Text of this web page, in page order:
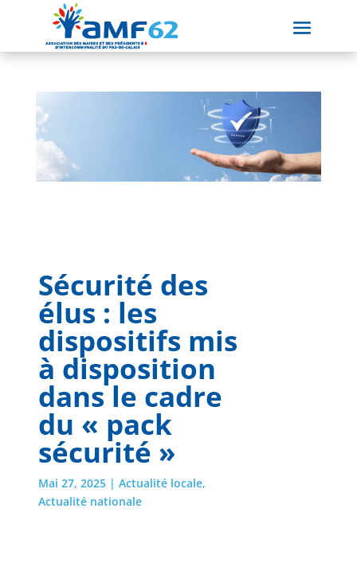
Sécurité des
élus : les
dispositifs mis
à disposition
dans le cadre
du « pack
sécurité »
Mai 27, 2025| Actualité locale,
Actualité nationale